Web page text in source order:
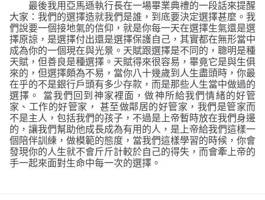
最後我用亞馬遜執行長在一場畢業典禮的一段話來提醒
大家：我們的選擇造就我們是誰，到底要決定選擇甚麼。我
們說要一個接地氣的信仰，就是你每一天在選擇生氣還是選
擇原諒，是選擇付出還是選擇保護自己，其實都在無形當中
成為你的一個現在與光景。天賦跟選擇是不同的，聰明是種
天賦，但善良是種選擇。天賦得來很容易，畢竟它是與生俱
來的，但選擇頗為不易，當你八十幾歲到人生盡頭時，你最
在乎的不是銀行戶頭有多少存款，而是那些人生當中做過的
選擇。
當我們回到神家裡面，做神所給我們情緒的好管
家、工作的好管家，
甚至做鄰居的好管家，我們是管家而
不是主人，包括我們的孩子，不過是上帝暫時放在我們身邊
的，讓我們幫助他成長成為有用的人，是上帝給我們這樣一
個陪伴訓練，做模範的態度，當我們這樣學習的時候，你會
發現你的人生就不會斤斤計較於自己的得失，而會牽上帝的
手一起來面對生命中每一次的選擇。